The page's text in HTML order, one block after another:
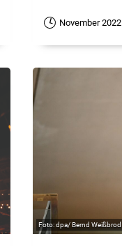
November 2022
dpa/ Bernd Weißbrod